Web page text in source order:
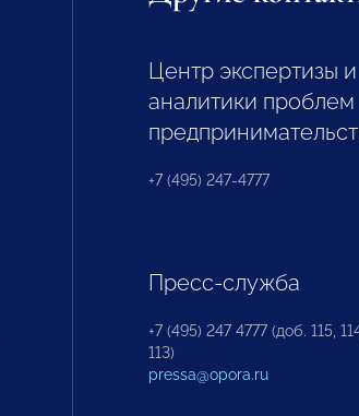
Центр экспертизы и
аналитики проблем
+7 (495) 247-4777
Пресс-служба
+7 (495) 247 4777 (доб. 115,
113)
pressa@opora.ru